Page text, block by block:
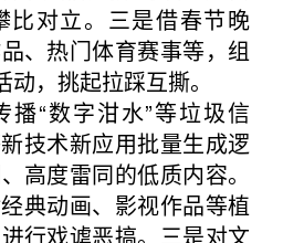
比对立。三是借春节晚
、热门体育赛事等，组
动，挑起拉踩互撕。
“数字泔水”等垃圾信
技术新应用批量生成逻
高度雷同的低质内容。
典动画、影视作品等植
行戏谑恶搞。三是对文